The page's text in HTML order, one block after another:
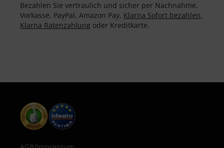
Bezahlen Sie vertraulich und sicher per Nachnahme,
Vorkasse, PayPal, Amazon Pay, Klarna Sofort bezahlen,
Klarna Ratenzahlung oder Kreditkarte.